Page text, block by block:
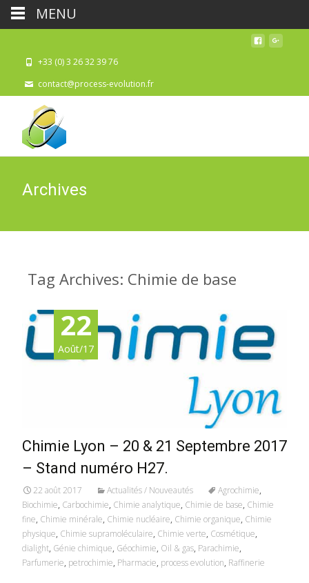
+33 (0) 3 26 32 39 76
contact@process-evolution.fr
Archives
Tag Archives: Chimie de base
22
Août/17
Chimie Lyon – 20 & 21 Septembre 2017
– Stand numéro H27.
22 août 2017 Actualités / Nouveautés Agrochimie,
Biochimie, Carbochimie, Chimie analytique, Chimie de base, Chimie
fine, Chimie minérale, Chimie nucléaire, Chimie organique, Chimie
physique, Chimie supramoléculaire, Chimie verte, Cosmétique,
dialight, Génie chimique, Géochimie, Oil & gas, Parachimie,
Parfumerie, petrochimie, Pharmacie, process evolution, Raffinerie
MENU